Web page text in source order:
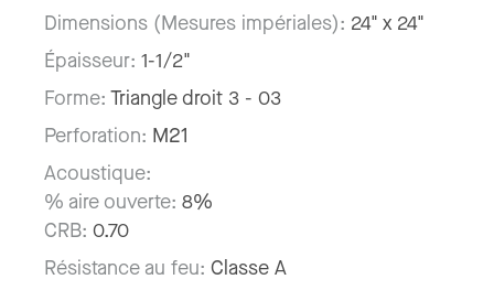
Dimensions (Mesures impériales): 24" x 24"
Épaisseur: 1-1/2"
Forme: Triangle droit 3 - 03
Perforation: M21
Acoustique:
% aire ouverte: 8%
CRB: 0.70
Résistance au feu: Classe A